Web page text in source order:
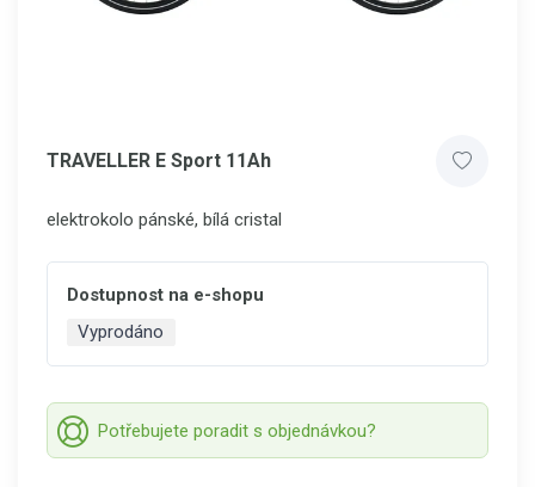
TRAVELLER E Sport 11Ah
elektrokolo pánské, bílá cristal
Dostupnost na e-shopu
Vyprodáno
Potřebujete poradit s objednávkou?